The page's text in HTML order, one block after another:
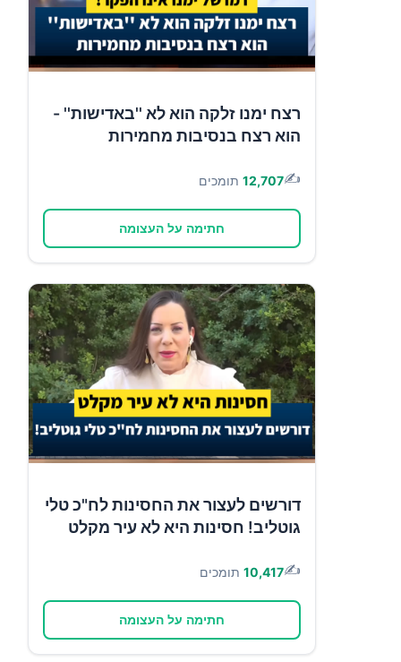
רצח ימנו זלקה הוא לא ''באדישות'' -
הוא רצח בנסיבות מחמירות
✍️
12,707 תומכים
חתימה על העצומה
דורשים לעצור את החסינות לח"כ טלי
גוטליב! חסינות היא לא עיר מקלט
✍️
10,417 תומכים
חתימה על העצומה